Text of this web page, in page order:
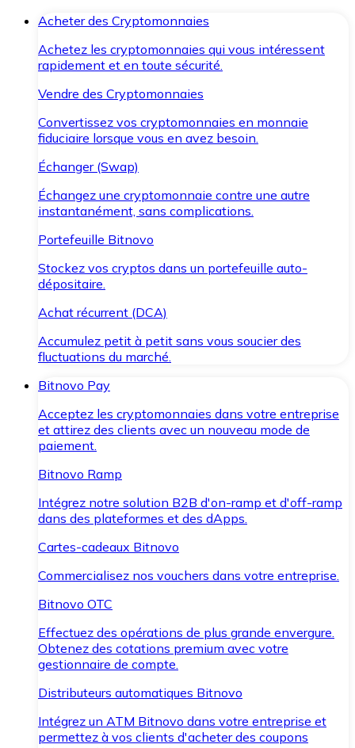
Acheter des Cryptomonnaies
Achetez les cryptomonnaies qui vous intéressent
rapidement et en toute sécurité.
Vendre des Cryptomonnaies
Convertissez vos cryptomonnaies en monnaie
fiduciaire lorsque vous en avez besoin.
Échanger (Swap)
Échangez une cryptomonnaie contre une autre
instantanément, sans complications.
Portefeuille Bitnovo
Stockez vos cryptos dans un portefeuille auto-
dépositaire.
Achat récurrent (DCA)
Accumulez petit à petit sans vous soucier des
fluctuations du marché.
Bitnovo Pay
Acceptez les cryptomonnaies dans votre entreprise
et attirez des clients avec un nouveau mode de
paiement.
Bitnovo Ramp
Intégrez notre solution B2B d'on-ramp et d'off-ramp
dans des plateformes et des dApps.
Cartes-cadeaux Bitnovo
Commercialisez nos vouchers dans votre entreprise.
Bitnovo OTC
Effectuez des opérations de plus grande envergure.
Obtenez des cotations premium avec votre
gestionnaire de compte.
Distributeurs automatiques Bitnovo
Intégrez un ATM Bitnovo dans votre entreprise et
permettez à vos clients d'acheter des coupons